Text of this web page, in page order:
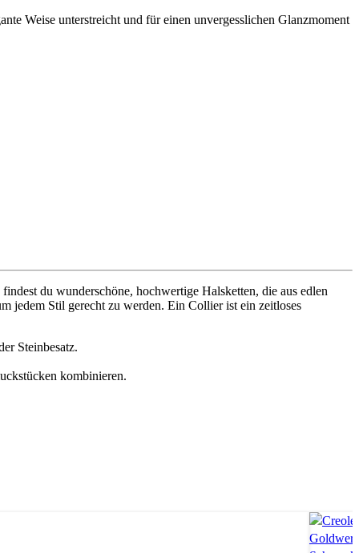
Weise unterstreicht und für einen unvergesslichen Glanzmoment
du wunderschöne, hochwertige Halsketten, die aus edlen
jedem Stil gerecht zu werden. Ein Collier ist ein zeitloses
Steinbesatz.
kombinieren.